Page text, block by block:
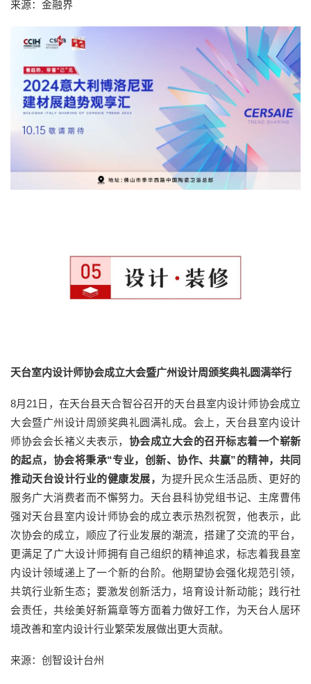
来源：金融界
天台室内设计师协会成立大会暨广州设计周颁奖典礼圆满举行
8月21日，在天台县天合智谷召开的天台县室内设计师协会成立
大会暨广州设计周颁奖典礼圆满礼成。会上，天台县室内设计
师协会会长褚义夫表示， 协会成立大会的召开标志着一个崭新
的起点，协会将秉承“专业，创新、协作、共赢”的精神，共同
推动天台设计行业的健康发展， 为提升民众生活品质、更好的
服务广大消费者而不懈努力。天台县科协党组书记、主席曹伟
强对天台县室内设计师协会的成立表示热烈祝贺，他表示，此
次协会的成立，顺应了行业发展的潮流，搭建了交流的平台，
更满足了广大设计师拥有自己组织的精神追求，标志着我县室
内设计领域递上了一个新的台阶。他期望协会强化规范引领，
共筑行业新生态；要激发创新活力，培育设计新动能；践行社
会责任，共绘美好新篇章等方面着力做好工作，为天台人居环
境改善和室内设计行业繁荣发展做出更大贡献。
来源：创智设计台州